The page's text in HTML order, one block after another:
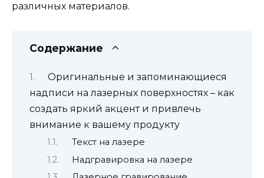
различных материалов.
Содержание
Оригинальные и запоминающиеся
надписи на лазерных поверхностях – как
создать яркий акцент и привлечь
внимание к вашему продукту
Текст на лазере
Надгравировка на лазере